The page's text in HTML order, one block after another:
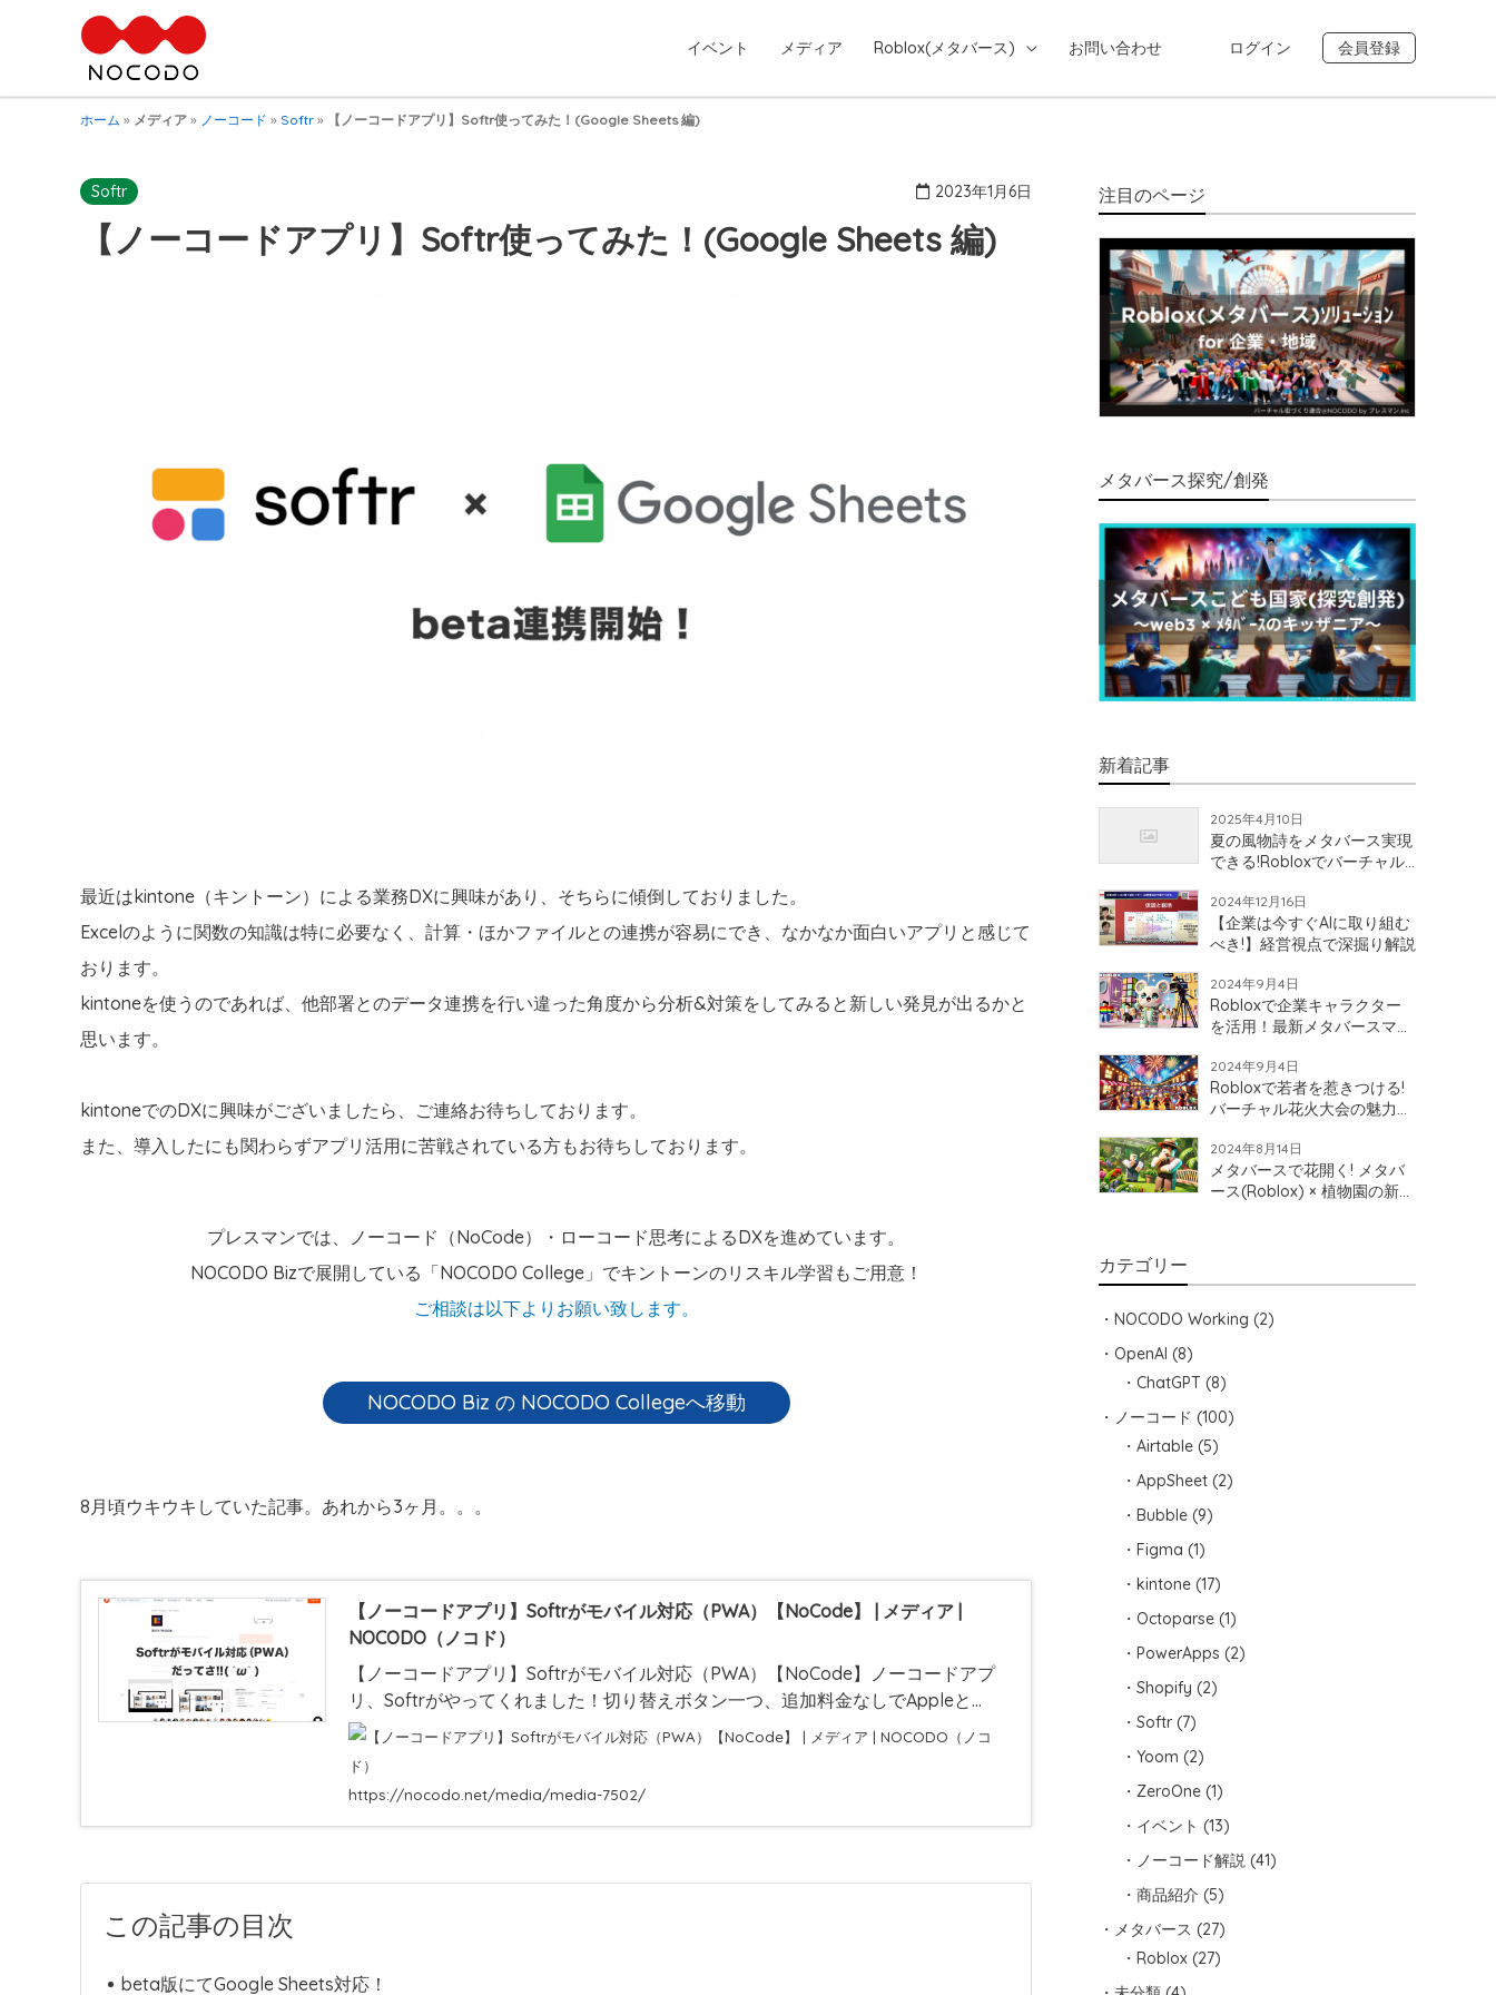
イベント メディア Roblox(メタバース) お問い合わせ ログイン 会員登録
ホーム » メディア » ノーコード » Softr » 【ノーコードアプリ】Softr使ってみた！(Google Sheets 編)
Softr 2023年1月6日
【ノーコードアプリ】Softr使ってみた！(Google Sheets 編)
最近はkintone（キントーン）による業務DXに興味があり、そちらに傾倒しておりました。
Excelのように関数の知識は特に必要なく、計算・ほかファイルとの連携が容易にでき、なかなか面白いアプリと感じて
おります。
kintoneを使うのであれば、他部署とのデータ連携を行い違った角度から分析&対策をしてみると新しい発見が出るかと
思います。
kintoneでのDXに興味がございましたら、ご連絡お待ちしております。
また、導入したにも関わらずアプリ活用に苦戦されている方もお待ちしております。
プレスマンでは、ノーコード（NoCode）・ローコード思考によるDXを進めています。
NOCODO Bizで展開している「NOCODO College」でキントーンのリスキル学習もご用意！
ご相談は以下よりお願い致します。
NOCODO Biz の NOCODO Collegeへ移動
8月頃ウキウキしていた記事。あれから3ヶ月。。。
【ノーコードアプリ】Softrがモバイル対応（PWA）【NoCode】 | メディア |
NOCODO（ノコド）
【ノーコードアプリ】Softrがモバイル対応（PWA）【NoCode】ノーコードアプ
リ、Softrがやってくれました！切り替えボタン一つ、追加料金なしでAppleと
Androidアプリ（PWA）へ変換…
https://nocodo.net/media/media-7502/
この記事の目次
beta版にてGoogle Sheets対応！
注目のページ
メタバース探究/創発
新着記事
2025年4月10日
夏の風物詩をメタバース実現
できる!Robloxでバーチャル
2024年12月16日
【企業は今すぐAIに取り組む
べき!】経営視点で深掘り解説
2024年9月4日
Robloxで企業キャラクター
を活用！最新メタバースマー
2024年9月4日
Robloxで若者を惹きつける!
バーチャル花火大会の魅力と
2024年8月14日
メタバースで花開く! メタバ
ース(Roblox) × 植物園の新た
カテゴリー
NOCODO Working (2)
OpenAI (8)
ChatGPT (8)
ノーコード (100)
Airtable (5)
AppSheet (2)
Bubble (9)
Figma (1)
kintone (17)
Octoparse (1)
PowerApps (2)
Shopify (2)
Softr (7)
Yoom (2)
ZeroOne (1)
イベント (13)
ノーコード解説 (41)
商品紹介 (5)
メタバース (27)
Roblox (27)